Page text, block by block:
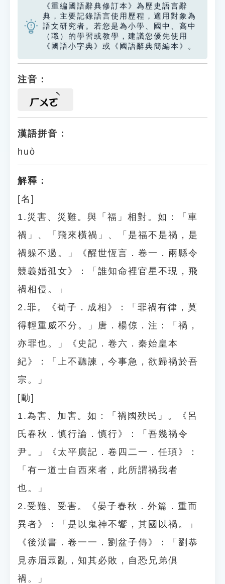
《重編國語辭典修訂本》為歷史語言辭
典，主要記錄語言使用歷程，適用對象為
語文研究者。若您是為小學、國中、高中
（職）的學習或教學，建議您優先使用
《國語小字典》或《國語辭典簡編本》。
注音：
ㄏㄨㄛ
漢語拼音：
huò
解釋：
[名]
1.災害、災難。與「福」相對。如：「車
禍」、「飛來橫禍」、「是福不是禍，是
禍躲不過。」《醒世恆言．卷一．兩縣令
競義婚孤女》：「誰知命裡官星不現，飛
禍相侵。」
2.罪。《荀子．成相》：「罪禍有律，莫
得輕重威不分。」唐．楊倞．注：「禍，
亦罪也。」《史記．卷六．秦始皇本
紀》：「上不聽諫，今事急，欲歸禍於吾
宗。」
[動]
1.為害、加害。如：「禍國殃民」。《呂
氏春秋．慎行論．慎行》：「吾幾禍令
尹。」《太平廣記．卷四二一．任頊》：
「有一道士自西來者，此所謂禍我者
也。」
2.受難、受害。《晏子春秋．外篇．重而
異者》：「是以鬼神不饗，其國以禍。」
《後漢書．卷一一．劉盆子傳》：「劉恭
見赤眉眾亂，知其必敗，自恐兄弟俱
禍。」